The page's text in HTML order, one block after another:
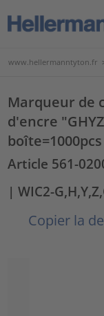
www.hellermanntyton.fr
Marqueur de
d'encre
boîte=1000pcs
Article 561-
| WIC2-
Copier la